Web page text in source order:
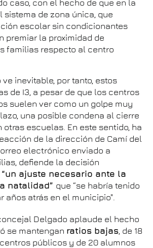
caso, con el hecho de que en la
sistema de zona única, que
escolar sin condicionantes
premiar la proximidad de
familias respecto al centro
inevitable, por tanto, estos
de I3, a pesar de que los centros
suelen ver como un golpe muy
una posible condena al cierre
otras escuelas. En este sentido, ha
de la dirección de Camí del
electrónico enviado a
defiende la decisión
“un ajuste necesario ante la
natalidad” que “se habría tenido
años atrás en el municipio".
Delgado aplaude el hecho
se mantengan ratios bajas, de 18
públicos y de 20 alumnos